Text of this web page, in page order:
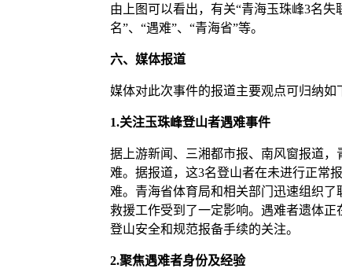
由上图可以看出，有关“青海玉珠峰3名失
名”、“遇难”、“青海省”等。
六、媒体报道
媒体对此次事件的报道主要观点可归纳如
1.关注玉珠峰登山者遇难事件
据上游新闻、三湘都市报、南风窗报道
难。据报道，这3名登山者在未进行正常
难。青海省体育局和相关部门迅速组织了
救援工作受到了一定影响。遇难者遗体
登山安全和规范报备手续的关注。
2.聚焦遇难者身份及经验